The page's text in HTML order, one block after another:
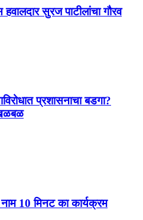
हवालदार सुरज पाटीलांचा गौरव
प्रशासनाचा बडगा?
10 मिनट का कार्यक्रम